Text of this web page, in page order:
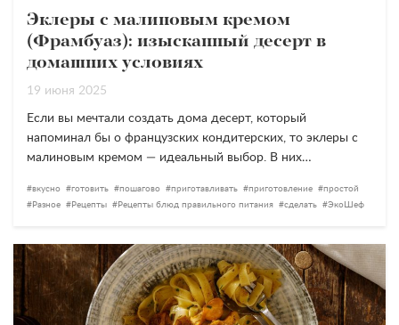
Эклеры с малиновым кремом
(Фрамбуаз): изысканный десерт в
домашних условиях
19 июня 2025
Если вы мечтали создать дома десерт, который
напоминал бы о французских кондитерских, то эклеры с
малиновым кремом — идеальный выбор. В них…
вкусно готовить пошагово приготавливать приготовление
простой
Разное
Рецепты Рецепты блюд правильного питания сделать ЭкоШеф